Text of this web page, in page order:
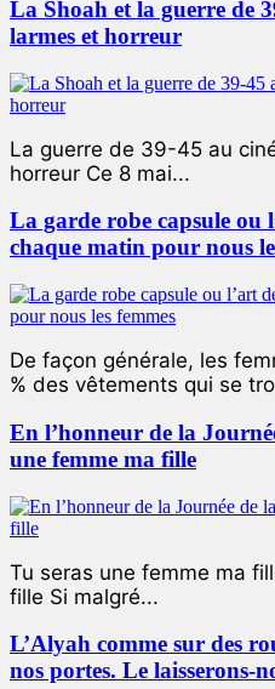
La Shoah et la guerre de
larmes et horreur
La guerre de 39-45 au
horreur Ce 8 mai...
La garde robe capsule ou
chaque matin pour nous
De façon générale, les
% des vêtements qui se
En l’honneur de la
une femme ma fille
Tu seras une femme ma
fille Si malgré...
L’Alyah comme sur des
nos portes. Le laisserons-